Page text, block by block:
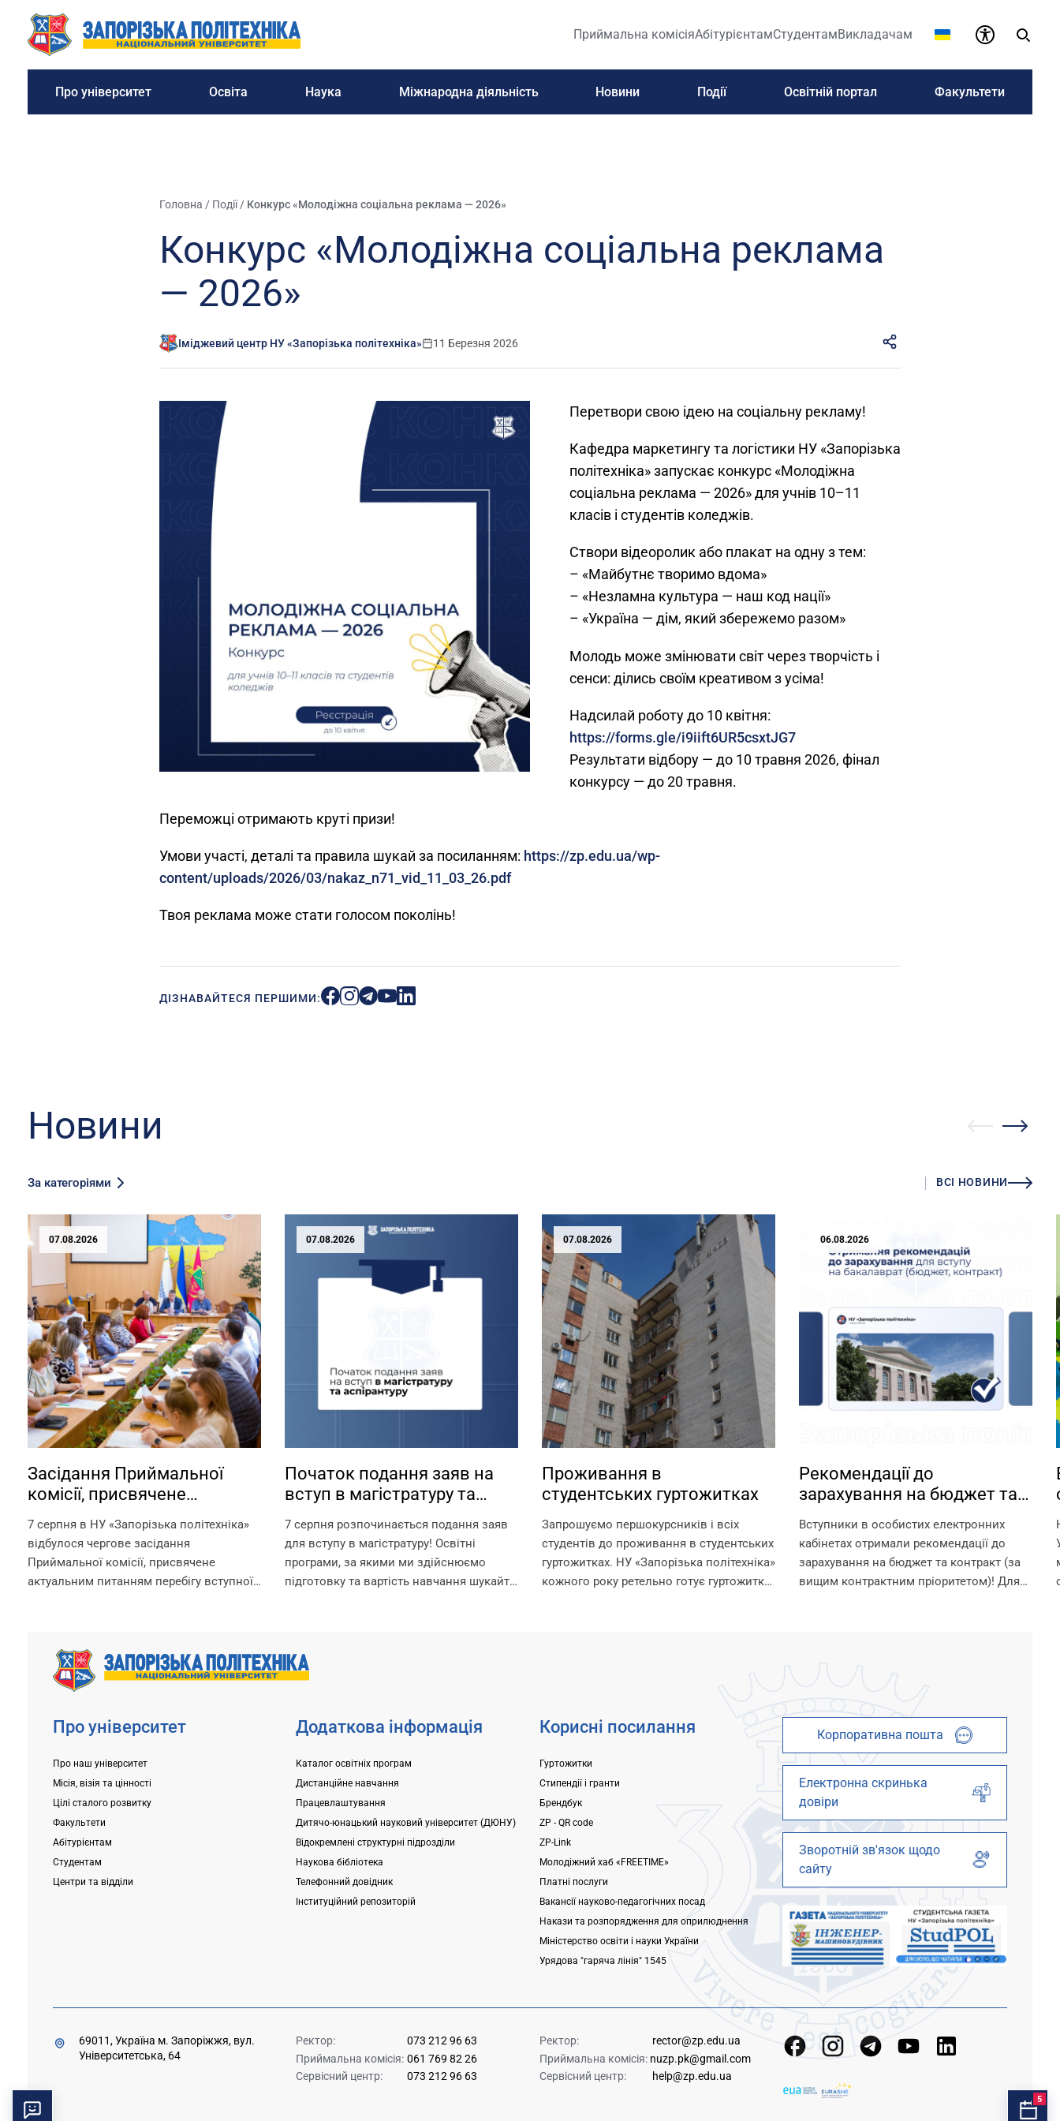
Приймальна комісіяАбітурієнтамСтудентамВикладачам
Про університет Освіта Наука Міжнародна діяльність Новини Події Освітній портал Факультети
Головна / Події/ Конкурс «Молодіжна соціальна реклама — 2026»
Конкурс «Молодіжна соціальна реклама
— 2026»
Іміджевий центр НУ «Запорізька політехніка» 11 Березня 2026
Перетвори свою ідею на соціальну рекламу!
Кафедра маркетингу та логістики НУ «Запорізька
політехніка» запускає конкурс «Молодіжна
соціальна реклама — 2026» для учнів 10–11
класів і студентів коледжів.
Створи відеоролик або плакат на одну з тем:
– «Майбутнє творимо вдома»
– «Незламна культура — наш код нації»
– «Україна — дім, який збережемо разом»
Молодь може змінювати світ через творчість і
сенси: ділись своїм креативом з усіма!
Надсилай роботу до 10 квітня:
https://forms.gle/i9iift6UR5csxtJG7
Результати відбору — до 10 травня 2026, фінал
конкурсу — до 20 травня.
Переможці отримають круті призи!
Умови участі, деталі та правила шукай за посиланням: https://zp.edu.ua/wp-
content/uploads/2026/03/nakaz_n71_vid_11_03_26.pdf
Твоя реклама може стати голосом поколінь!
ДІЗНАВАЙТЕСЯ ПЕРШИМИ:
Новини
За категоріями ВСІ НОВИНИ
07.08.2026
Засідання Приймальної
комісії, присвячене
актуальним питанням
перебігу вступної кампанії
2026 року
7 серпня в НУ «Запорізька політехніка»
відбулося чергове засідання
Приймальної комісії, присвячене
актуальним питанням перебігу вступної
комісії докладає максимум зусиль,
щоб...
07.08.2026
Початок подання заяв на
вступ в магістратуру та
аспірантуру
7 серпня розпочинається подання заяв
для вступу в магістратуру! Освітні
програми, за якими ми здійснюємо
підготовку та вартість навчання шукайте
складання вступних іспитів в
університеті, заплановано проведення...
07.08.2026
Проживання в
студентських гуртожитках
Запрошуємо першокурсників і всіх
студентів до проживання в студентських
гуртожитках. НУ «Запорізька політехніка»
кожного року ретельно готує гуртожитки
06.08.2026
Рекомендації до
зарахування на бюджет та
контракт
Вступники в особистих електронних
кабінетах отримали рекомендації до
зарахування на бюджет та контракт (за
вищим контрактним пріоритетом)! Для
Про університет
Про наш університет
Місія, візія та цінності
Цілі сталого розвитку
Факультети
Абітурієнтам
Студентам
Центри та відділи
Додаткова інформація
Каталог освітніх програм
Дистанційне навчання
Працевлаштування
Дитячо-юнацький науковий університет (ДЮНУ)
Відокремлені структурні підрозділи
Наукова бібліотека
Телефонний довідник
Інституційний репозиторій
Корисні посилання
Гуртожитки
Стипендії і гранти
Брендбук
ZP - QR code
ZP-Link
Молодіжний хаб «FREETIME»
Платні послуги
Вакансії науково-педагогічних посад
Накази та розпорядження для оприлюднення
Міністерство освіти і науки України
Урядова "гаряча лінія" 1545
Корпоративна пошта
Електронна скринька
довіри
Зворотній зв'язок щодо
сайту
69011, Україна м. Запоріжжя, вул.
Університетська, 64
Ректор:
073 212 96 63
Приймальна комісія: 061 769 82 26
Сервісний центр:
073 212 96 63
Ректор:
rector@zp.edu.ua
Приймальна комісія: nuzp.pk@gmail.com
Сервісний центр:
help@zp.edu.ua
5